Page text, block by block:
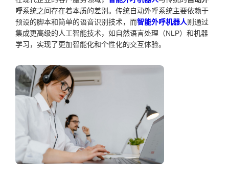
呼系统之间存在着本质的差别。传统自动外呼系统主要依赖于
预设的脚本和简单的语音识别技术，而智能外呼机器人则通过
集成更高级的人工智能技术，如自然语言处理（NLP）和机器
学习，实现了更加智能化和个性化的交互体验。